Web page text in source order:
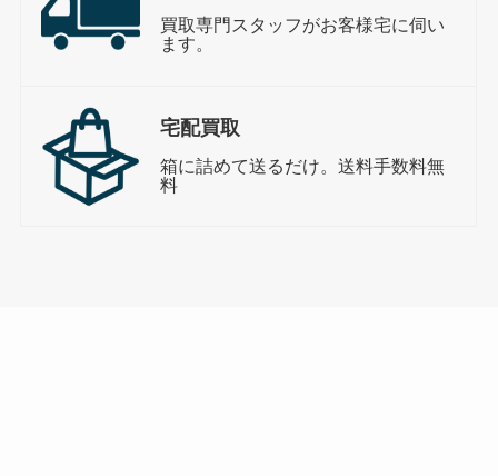
買取専門スタッフがお客様宅に伺い
ます。
宅配買取
箱に詰めて送るだけ。送料手数料無
料